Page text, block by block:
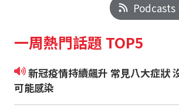
Podcasts
一周熱門話題 TOP5
新冠疫情持續飆升 常見八大症狀 沒發燒也
可能感染